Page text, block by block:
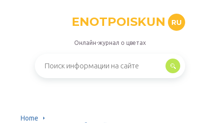
ENOTPOISKUN RU
Онлайн-журнал о цветах
Home